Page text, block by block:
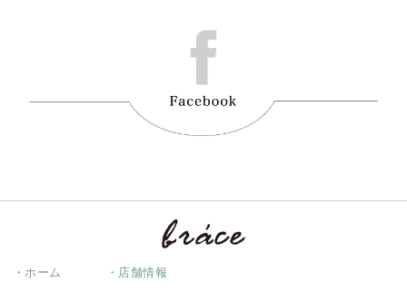
・ホーム ・店舗情報